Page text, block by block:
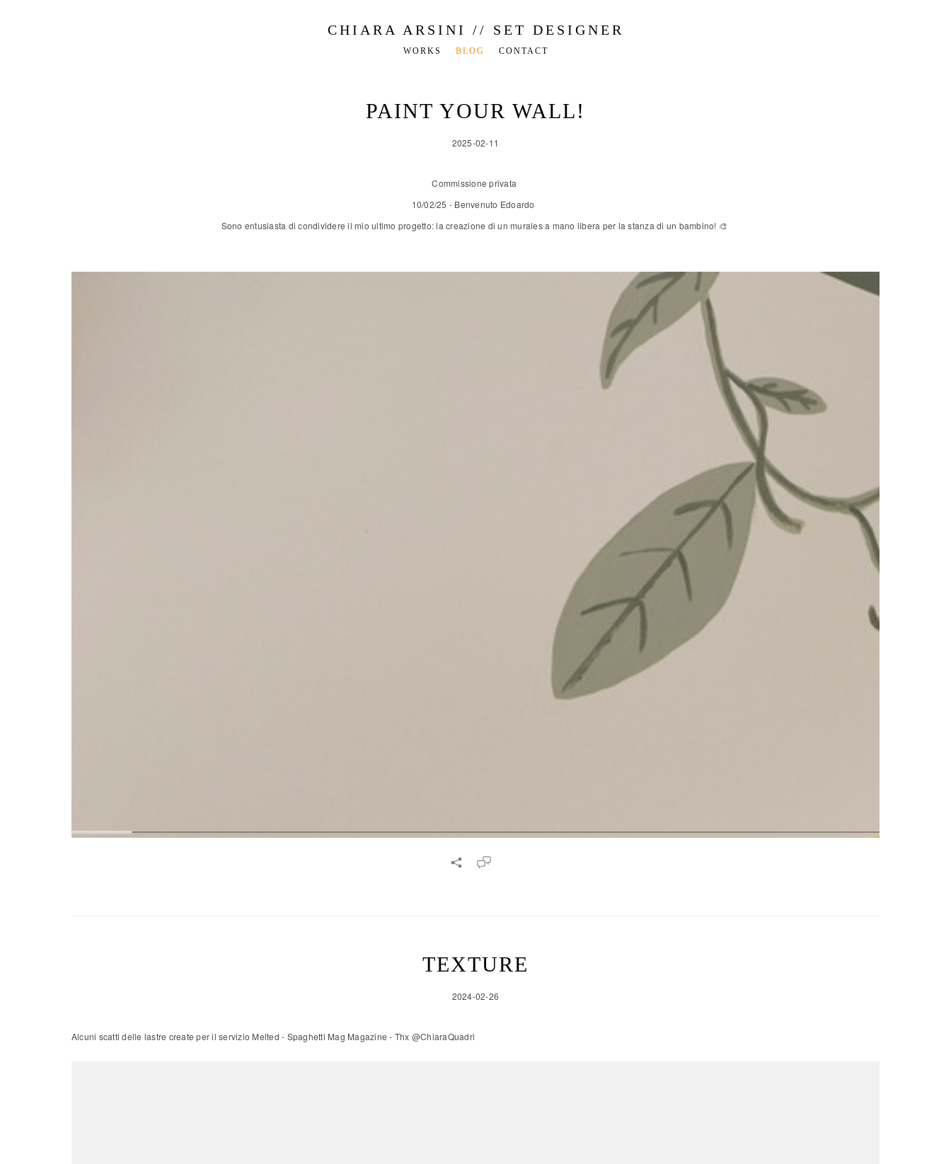
CHIARA ARSINI // SET DESIGNER
WORKS BLOG CONTACT
PAINT YOUR WALL!
2025-02-11
Commissione privata
10/02/25 - Benvenuto Edoardo
Sono entusiasta di condividere il mio ultimo progetto: la creazione di un murales a mano libera per la stanza di un bambino! 🎨
TEXTURE
2024-02-26
Alcuni scatti delle lastre create per il servizio Melted - Spaghetti Mag Magazine - Thx @ChiaraQuadri